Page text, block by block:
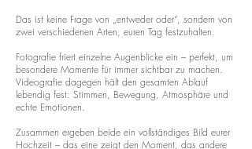
Das ist keine Frage von „entweder oder“, sondern von
zwei verschiedenen Arten, euren Tag festzuhalten.
Fotografie friert einzelne Augenblicke ein – perfekt, um
besondere Momente für immer sichtbar zu machen.
Videografie dagegen hält den gesamten Ablauf
lebendig fest: Stimmen, Bewegung, Atmosphäre und
echte Emotionen.
Zusammen ergeben beide ein vollständiges Bild eurer
Hochzeit – das eine zeigt den Moment, das andere